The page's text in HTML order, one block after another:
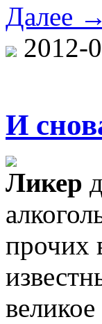
Далее →
2012-
И
Ликер
прочих